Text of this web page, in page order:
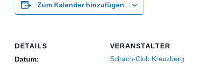
Zum Kalender hinzufügen
DETAILS
Datum:
VERANSTALTER
Schach-Club Kreuzberg